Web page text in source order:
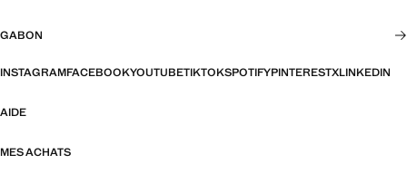
GABON
INSTAGRAMFACEBOOKYOUTUBETIKTOKSPOTIFYPINTERESTXLINKEDIN
AIDE
MES ACHATS